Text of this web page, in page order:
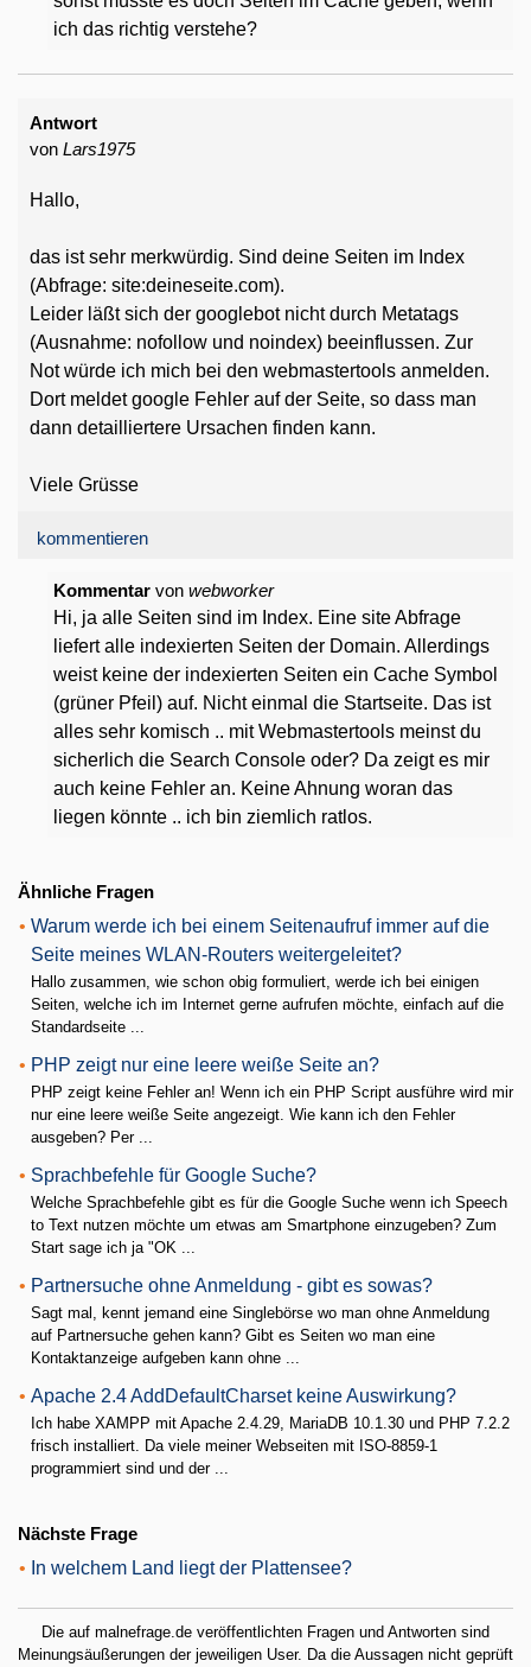
ich das richtig verstehe?
Antwort
von Lars1975
Hallo,
das ist sehr merkwürdig. Sind deine Seiten im Index
(Abfrage: site:deineseite.com).
Leider läßt sich der googlebot nicht durch Metatags
(Ausnahme: nofollow und noindex) beeinflussen. Zur
Not würde ich mich bei den webmastertools anmelden.
Dort meldet google Fehler auf der Seite, so dass man
dann detailliertere Ursachen finden kann.
Viele Grüsse
kommentieren
Kommentar von webworker
Hi, ja alle Seiten sind im Index. Eine site Abfrage
liefert alle indexierten Seiten der Domain. Allerdings
weist keine der indexierten Seiten ein Cache Symbol
(grüner Pfeil) auf. Nicht einmal die Startseite. Das ist
alles sehr komisch .. mit Webmastertools meinst du
sicherlich die Search Console oder? Da zeigt es mir
auch keine Fehler an. Keine Ahnung woran das
liegen könnte .. ich bin ziemlich ratlos.
Ähnliche Fragen
• Warum werde ich bei einem Seitenaufruf immer auf die
Seite meines WLAN-Routers weitergeleitet?
Hallo zusammen, wie schon obig formuliert, werde ich bei einigen
Seiten, welche ich im Internet gerne aufrufen möchte, einfach auf die
Standardseite ...
• PHP zeigt nur eine leere weiße Seite an?
PHP zeigt keine Fehler an! Wenn ich ein PHP Script ausführe wird mir
nur eine leere weiße Seite angezeigt. Wie kann ich den Fehler
ausgeben? Per ...
• Sprachbefehle für Google Suche?
Welche Sprachbefehle gibt es für die Google Suche wenn ich Speech
to Text nutzen möchte um etwas am Smartphone einzugeben? Zum
Start sage ich ja "OK ...
• Partnersuche ohne Anmeldung - gibt es sowas?
Sagt mal, kennt jemand eine Singlebörse wo man ohne Anmeldung
auf Partnersuche gehen kann? Gibt es Seiten wo man eine
Kontaktanzeige aufgeben kann ohne ...
• Apache 2.4 AddDefaultCharset keine Auswirkung?
Ich habe XAMPP mit Apache 2.4.29, MariaDB 10.1.30 und PHP 7.2.2
frisch installiert. Da viele meiner Webseiten mit ISO-8859-1
programmiert sind und der ...
Nächste Frage
• In welchem Land liegt der Plattensee?
Die auf malnefrage.de veröffentlichten Fragen und Antworten sind
Meinungsäußerungen der jeweiligen User. Da die Aussagen nicht geprüft